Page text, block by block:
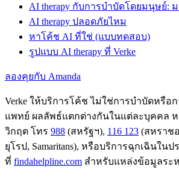
AI therapy กับการบำบัดโดยมนุษย์:
AI therapy ปลอดภัยไหม
หาโค้ช AI ที่ใช่ (แบบทดสอบ)
รูปแบบ AI therapy ที่ Verke
ลองคุยกับ Amanda
Verke ให้บริการโค้ช ไม่ใช่การบำบัดหรือ
แพทย์ ผลลัพธ์แตกต่างกันในแต่ละบุคคล
วิกฤต โทร 988 (สหรัฐฯ), 116 123 (สหราช
ยุโรป, Samaritans), หรือบริการฉุกเฉินในป
ที่ findahelpline.com สำหรับแหล่งข้อมูลระ